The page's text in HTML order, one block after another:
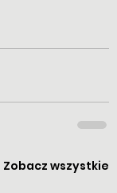
Zobacz wszystkie